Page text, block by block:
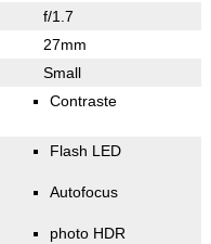
f/1.7
27mm
Small
Contraste
Flash LED
Autofocus
photo HDR